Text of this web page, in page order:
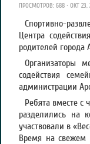
ПРОСМОТРОВ: 688 · ОКТ 23,
Спортивно-
Центра
родителей города
Организаторы
содействия
администрации
Ребята вместе
разделились на
участвовали в
Время на свежем